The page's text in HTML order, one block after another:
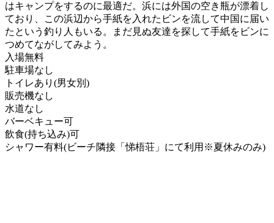
はキャンプをするのに最適だ。浜には外国の空き瓶が漂着し
ており、この浜辺から手紙を入れたビンを流して中国に届い
たという釣り人もいる。まだ見ぬ友達を探して手紙をビンに
つめてながしてみよう。
入場無料
駐車場なし
トイレあり(男女別)
販売機なし
水道なし
バーベキュー可
飲食(持ち込み)可
シャワー有料(ビーチ隣接「悌梧荘」にて利用※夏休みのみ)